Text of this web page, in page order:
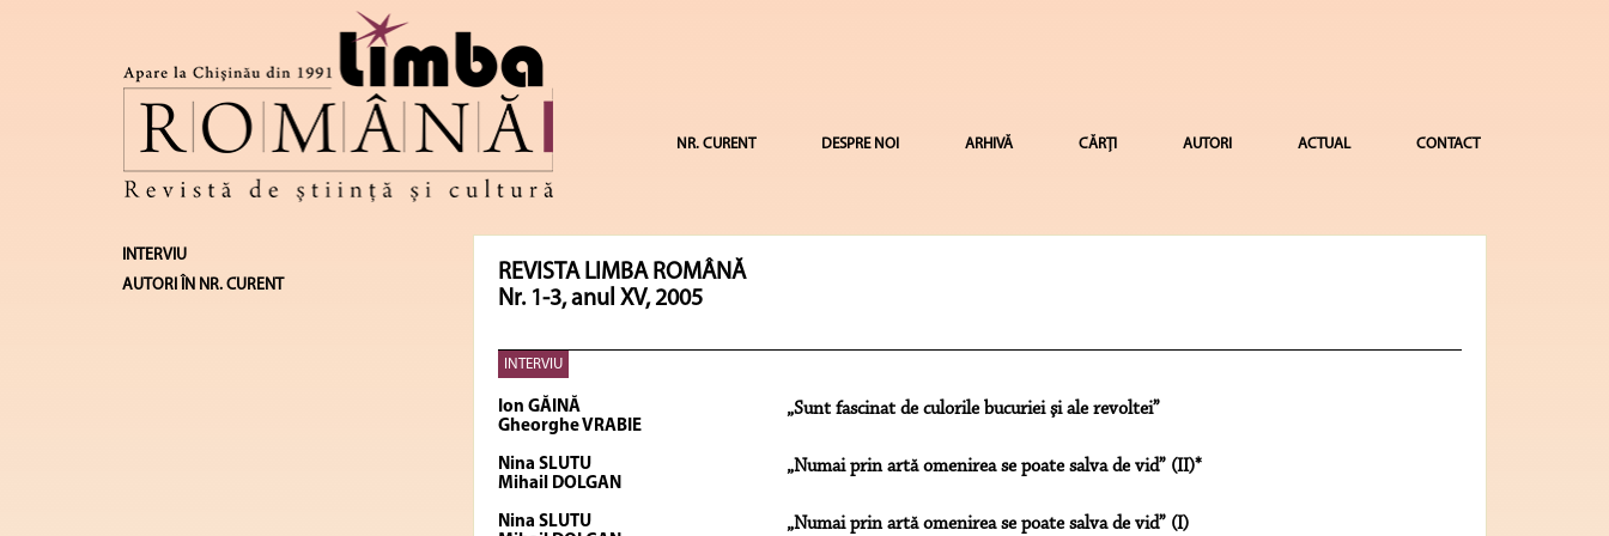
NR. CURENT DESPRE NOI ARHIVĂ CĂRȚI AUTORI ACTUAL CONTACT
INTERVIU
AUTORI ÎN NR. CURENT
REVISTA LIMBA ROMÂNĂ
Nr. 1-3, anul XV, 2005
INTERVIU
Ion GĂINĂ
Gheorghe VRABIE
„Sunt fascinat de culorile bucuriei şi ale revoltei”
Nina SLUTU
Mihail DOLGAN
„Numai prin artă omenirea se poate salva de vid” (II)*
Nina SLUTU
„Numai prin artă omenirea se poate salva de vid” (I)